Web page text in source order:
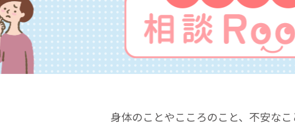
身体のことやこころのこと、不安なこ